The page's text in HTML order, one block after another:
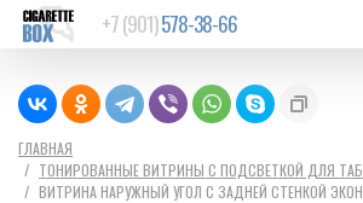
+7 (901)578-38-66
ГЛАВНАЯ
ТОНИРОВАННЫЕ ВИТРИНЫ С ПОДСВЕТКОЙ ДЛЯ
ВИТРИНА НАРУЖНЫЙ УГОЛ С ЗАДНЕЙ СТЕНКОЙ